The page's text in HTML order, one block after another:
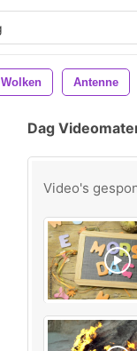
Wolken Antenne
Dag
Video's